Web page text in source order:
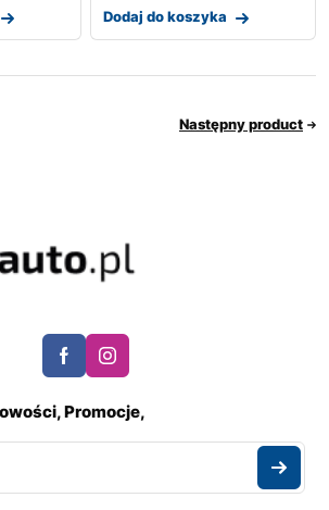
Dodaj do koszyka
Następny product
Promocje,